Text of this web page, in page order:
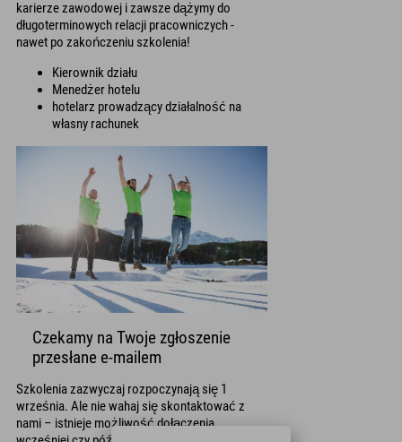
karierze zawodowej i zawsze dążymy do
długoterminowych relacji pracowniczych -
nawet po zakończeniu szkolenia!
Kierownik działu
Menedżer hotelu
hotelarz prowadzący działalność na
własny rachunek
Czekamy na Twoje zgłoszenie
przesłane e-mailem
Szkolenia zazwyczaj rozpoczynają się 1
września. Ale nie wahaj się skontaktować z
nami – istnieje możliwość dołączenia